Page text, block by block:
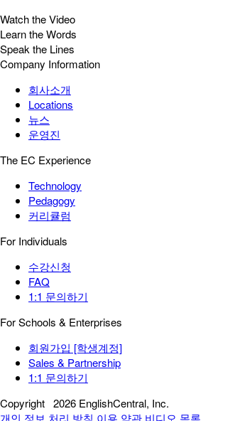
Watch the Video
Learn the Words
Speak the Lines
Company Information
회사소개
Locations
뉴스
운영진
The EC Experience
Technology
Pedagogy
커리큘럼
For Individuals
수강신청
FAQ
1:1 문의하기
For Schools & Enterprises
회원가입 [학생계정]
Sales & Partnership
1:1 문의하기
Copyright 2026 EnglishCentral, Inc.